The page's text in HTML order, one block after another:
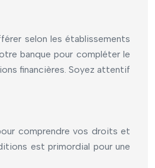
selon les établissements
banque pour compléter le
financières. Soyez attentif
comprendre vos droits et
est primordial pour une